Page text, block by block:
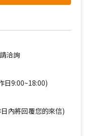
洽詢
日9:00~18:00)
內將回覆您的來信)